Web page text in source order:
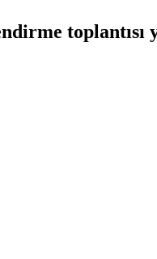
toplantısı